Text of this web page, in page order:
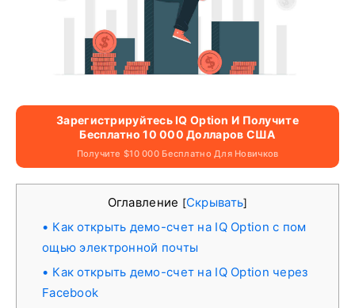
Зарегистрируйтесь IQ Option И Получите
Бесплатно 10 000 Долларов США
Получите $10 000 Бесплатно Для Новичков
Оглавление [Скрывать]
Как открыть демо-счет на IQ Option с пом
ощью электронной почты
Как открыть демо-счет на IQ Option через
Facebook